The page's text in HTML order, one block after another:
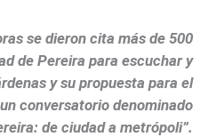
se dieron cita más de 500
de Pereira para escuchar y
y su propuesta para el
conversatorio denominado
de ciudad a metrópoli”.